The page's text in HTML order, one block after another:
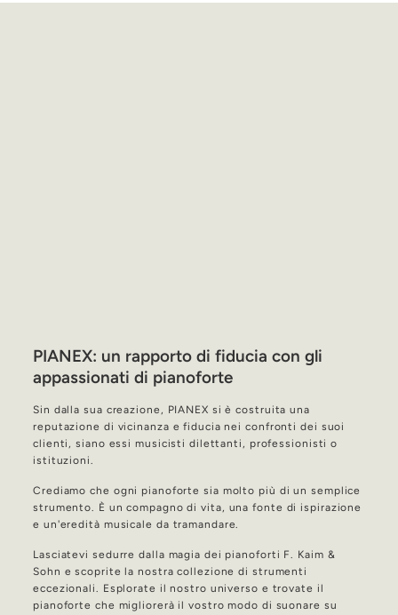
PIANEX: un rapporto di fiducia con gli
appassionati di pianoforte
Sin dalla sua creazione, PIANEX si è costruita una
reputazione di vicinanza e fiducia nei confronti dei suoi
clienti, siano essi musicisti dilettanti, professionisti o
istituzioni.
Crediamo che ogni pianoforte sia molto più di un semplice
strumento. È un compagno di vita, una fonte di ispirazione
e un'eredità musicale da tramandare.
Lasciatevi sedurre dalla magia dei pianoforti F. Kaim &
Sohn e scoprite la nostra collezione di strumenti
eccezionali. Esplorate il nostro universo e trovate il
pianoforte che migliorerà il vostro modo di suonare su